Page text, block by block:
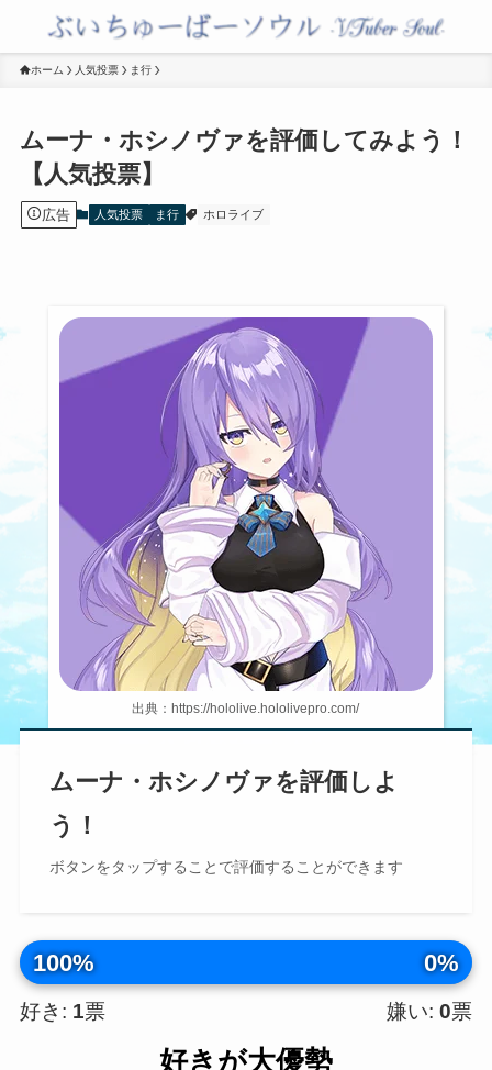
ホーム 人気投票 ま行
ムーナ・ホシノヴァを評価してみよう！
【人気投票】
広告 人気投票 ま行 ホロライブ
出典：https://hololive.hololivepro.com/
ムーナ・ホシノヴァを評価しよ
う！
ボタンをタップすることで評価することができます
100% 0%
好き: 1票 嫌い:0票
好きが大優勢